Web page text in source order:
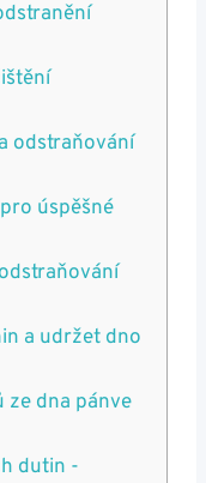
odstraňování‌
úspěšné
a ‍udržet dno
ze dna pánve
dutin -​